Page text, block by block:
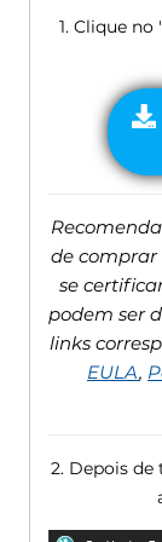
1. Clique
de comprar
se
podem ser
links
EULA,
2. Depois de